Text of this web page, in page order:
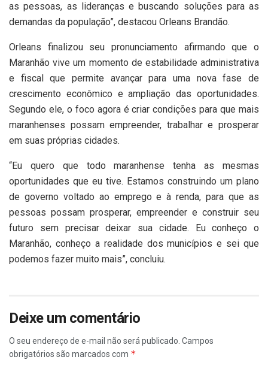
as pessoas, as lideranças e buscando soluções para as
demandas da população”, destacou Orleans Brandão.
Orleans finalizou seu pronunciamento afirmando que o
Maranhão vive um momento de estabilidade administrativa
e fiscal que permite avançar para uma nova fase de
crescimento econômico e ampliação das oportunidades.
Segundo ele, o foco agora é criar condições para que mais
maranhenses possam empreender, trabalhar e prosperar
em suas próprias cidades.
“Eu quero que todo maranhense tenha as mesmas
oportunidades que eu tive. Estamos construindo um plano
de governo voltado ao emprego e à renda, para que as
pessoas possam prosperar, empreender e construir seu
futuro sem precisar deixar sua cidade. Eu conheço o
Maranhão, conheço a realidade dos municípios e sei que
podemos fazer muito mais”, concluiu.
Deixe um comentário
O seu endereço de e-mail não será publicado. Campos
obrigatórios são marcados com *